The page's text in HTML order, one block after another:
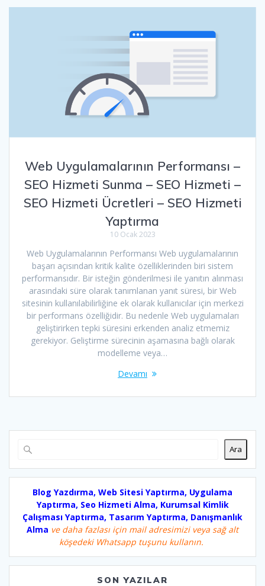
Web Uygulamalarının Performansı –
SEO Hizmeti Sunma – SEO Hizmeti –
SEO Hizmeti Ücretleri – SEO Hizmeti
Yaptırma
10 Ocak 2023
Web Uygulamalarının Performansı Web uygulamalarının
başarı açısından kritik kalite özelliklerinden biri sistem
performansıdır. Bir isteğin gönderilmesi ile yanıtın alınması
arasındaki süre olarak tanımlanan yanıt süresi, bir Web
sitesinin kullanılabilirliğine ek olarak kullanıcılar için merkezi
bir performans özelliğidir. Bu nedenle Web uygulamaları
geliştirirken tepki süresini erkenden analiz etmemiz
gerekiyor. Geliştirme sürecinin aşamasına bağlı olarak
modelleme veya…
Devamı
Ara
Blog Yazdırma, Web Sitesi Yaptırma, Uygulama
Yaptırma, Seo Hizmeti Alma, Kurumsal Kimlik
Çalışması Yaptırma, Tasarım Yaptırma, Danışmanlık
Alma ve daha fazlası için mail adresimizi veya sağ alt
köşedeki Whatsapp tuşunu kullanın.
SON YAZILAR